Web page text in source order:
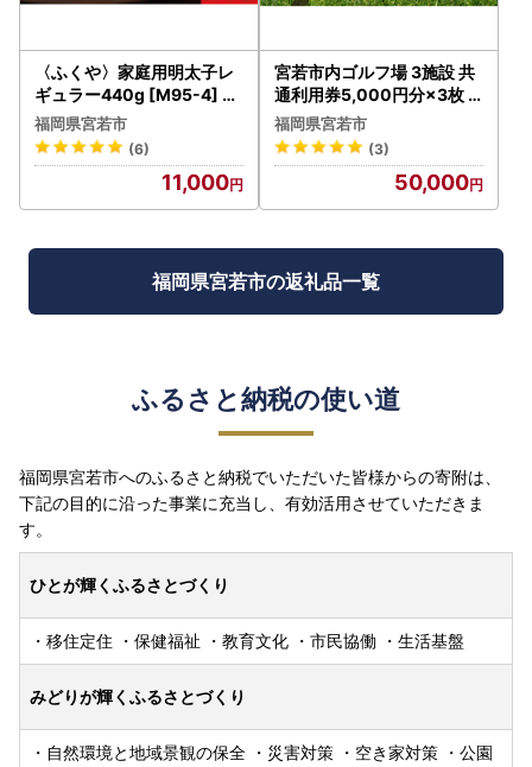
〈ふくや〉家庭用明太子レ
ギュラー440g [M95-4] め
んたい 明太 魚卵 海鮮 ご飯
おかず 小分け 切れ子 人気
便利 おすすめ ランキング
福岡県宮若市
(6)
11,000
宮若市内ゴルフ場 3施設 共
通利用券5,000円分×3枚
合計15,000円分 [M46]
ゴルフ プレー 食事 チケッ
ト 誕生日プレゼント 父の日
祖父 クーポン スポーツ 体
験 福岡県
福岡県宮若市
(3)
50,000
福岡県宮若市の返礼品一覧
ふるさと納税の使い道
福岡県宮若市へのふるさと納税でいただいた皆様からの寄附は、
下記の目的に沿った事業に充当し、有効活用させていただきま
す。
ひとが輝くふるさとづくり
・移住定住 ・保健福祉 ・教育文化 ・市民協働 ・生活基盤
みどりが輝くふるさとづくり
・自然環境と地域景観の保全 ・災害対策 ・空き家対策 ・公園